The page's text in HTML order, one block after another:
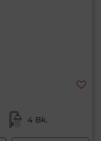
4 Bk.